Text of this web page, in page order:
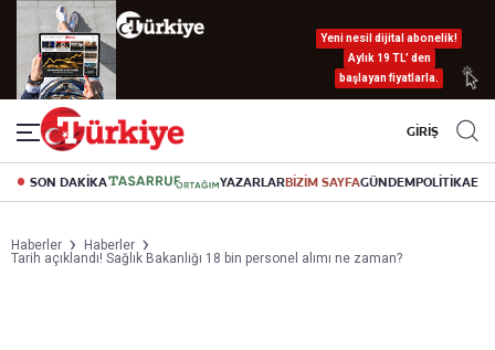
Yeni nesil dijital abonelik!
Aylık 19 TL’ den
başlayan fiyatlarla.
GİRİŞ
SON DAKİKA YAZARLARBİZİM SAYFAGÜNDEMPOLİTİKA
Haberler
Haberler
Tarih açıklandı! Sağlık Bakanlığı 18 bin personel alımı ne zaman?